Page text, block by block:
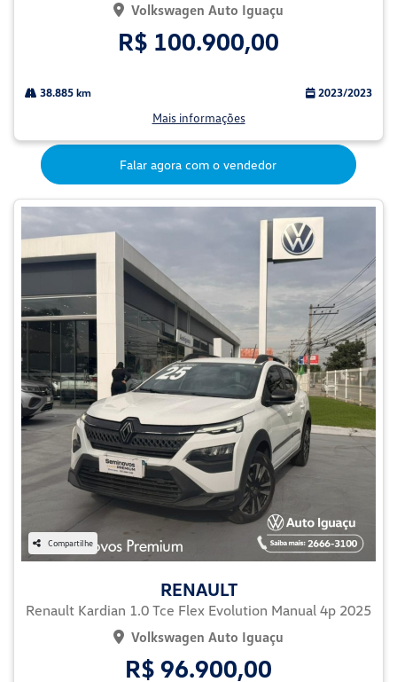
Volkswagen Auto Iguaçu
R$ 100.900,00
38.885 km 2023/2023
Mais informações
Falar agora com o vendedor
Compartilhe
RENAULT
Renault Kardian 1.0 Tce Flex Evolution Manual 4p 2025
Volkswagen Auto Iguaçu
R$ 96.900,00